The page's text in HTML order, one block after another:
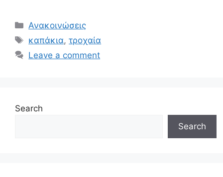
Ανακοινώσεις
καπάκια,τροχαία
Leave a comment
Search
Search